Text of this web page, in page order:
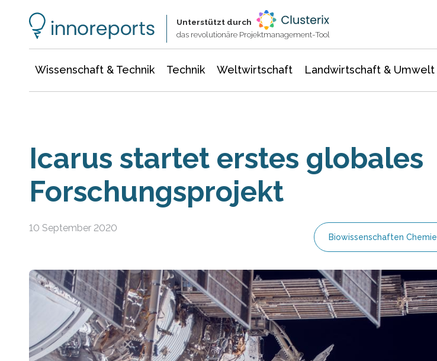
Unterstützt durch
das revolutionäre Projektmanagement-Tool
Wissenschaft & Technik Technik Weltwirtschaft Landwirtschaft & Umwelt
Icarus startet erstes globales
Forschungsprojekt
10 September 2020
Biowissenschaften Chemie